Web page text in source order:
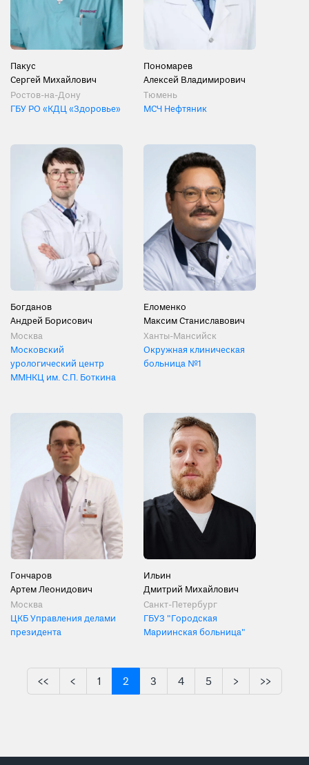
Пакус
Сергей Михайлович
Ростов-на-Дону
ГБУ РО «КДЦ «Здоровье»
Пономарев
Алексей Владимирович
Тюмень
МСЧ Нефтяник
Богданов
Андрей Борисович
Москва
Московский
урологический центр
ММНКЦ им. С.П. Боткина
Еломенко
Максим Станиславович
Ханты-Мансийск
Окружная клиническая
больница №1
Гончаров
Артем Леонидович
Москва
ЦКБ Управления делами
президента
Ильин
Дмитрий Михайлович
Санкт-Петербург
ГБУЗ "Городская
Мариинская больница"
<< < 1 2 3 4 5 > >>